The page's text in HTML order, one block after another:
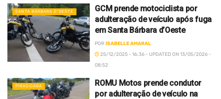
SANTA BÁRBARA D’OESTE
GCM prende motociclista por
adulteração de veículo após fuga
em Santa Bárbara d’Oeste
POR ISABELLE AMARAL
25/12/2025 - 16:36 - UPDATED ON 13/05/2026 -
08:52
PIRACICABA
ROMU Motos prende condutor
por adulteração de veículo na